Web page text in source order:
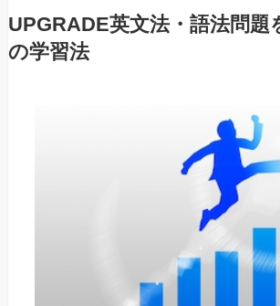
UPGRADE英文法・語法問題
の学習法